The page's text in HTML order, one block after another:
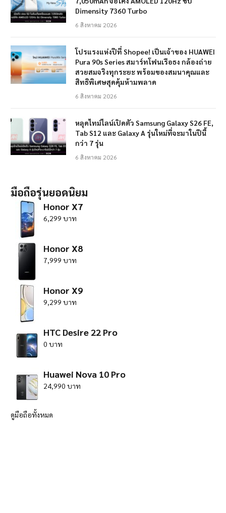
Dimensity 7360 Turbo
6 สิงหาคม 2026
โปรแรงแห่งปีที่ Shopee! เป็นเจ้าของ HUAWEI
Pura 90s Series สมาร์ทโฟนเรือธง กล้องถ่าย
สวยสมจริงทุกระยะ พร้อมของสมนาคุณและ
สิทธิพิเศษสุดคุ้มห้ามพลาด
6 สิงหาคม 2026
หลุดไทม์ไลน์เปิดตัว Samsung Galaxy S26 FE,
Tab S12 และ Galaxy A รุ่นใหม่ที่จะมาในปีนี้
กว่า 7 รุ่น
6 สิงหาคม 2026
มือถือรุ่นยอดนิยม
Honor X7
6,299 บาท
Honor X8
7,999 บาท
Honor X9
9,299 บาท
HTC Desire 22 Pro
0 บาท
Huawei Nova 10 Pro
24,990 บาท
ดูมือถือทั้งหมด